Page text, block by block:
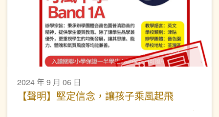
2024 年 9 月 06 日
【聲明】堅定信念，讓孩子乘風起飛